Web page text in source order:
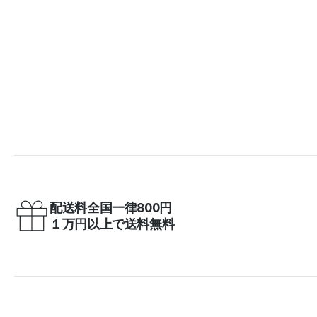
配送料全国一律800円
１万円以上で送料無料